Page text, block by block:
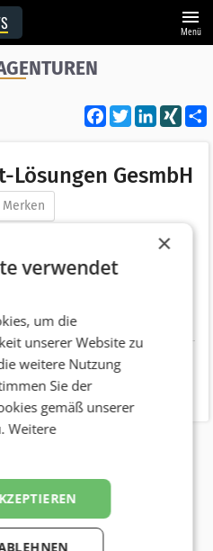
menu
Menü
Facebook
Twitter XING
Lösungen GesmbH
Merken
×
verwendet
um die
unserer Website zu
weitere Nutzung
Sie der
gemäß unserer
Weitere